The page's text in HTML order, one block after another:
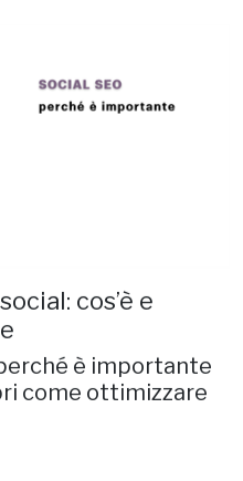
cos’è e
perché è importante
come ottimizzare